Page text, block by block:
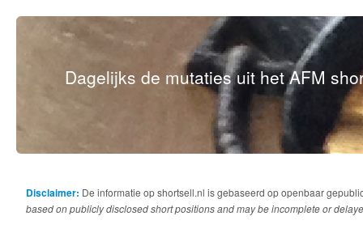
Dagelijks de mutaties uit het AFM
Disclaimer: De informatie op shortsell.nl is gebaseerd op openbaar
based on publicly disclosed short positions and may be incomplete or